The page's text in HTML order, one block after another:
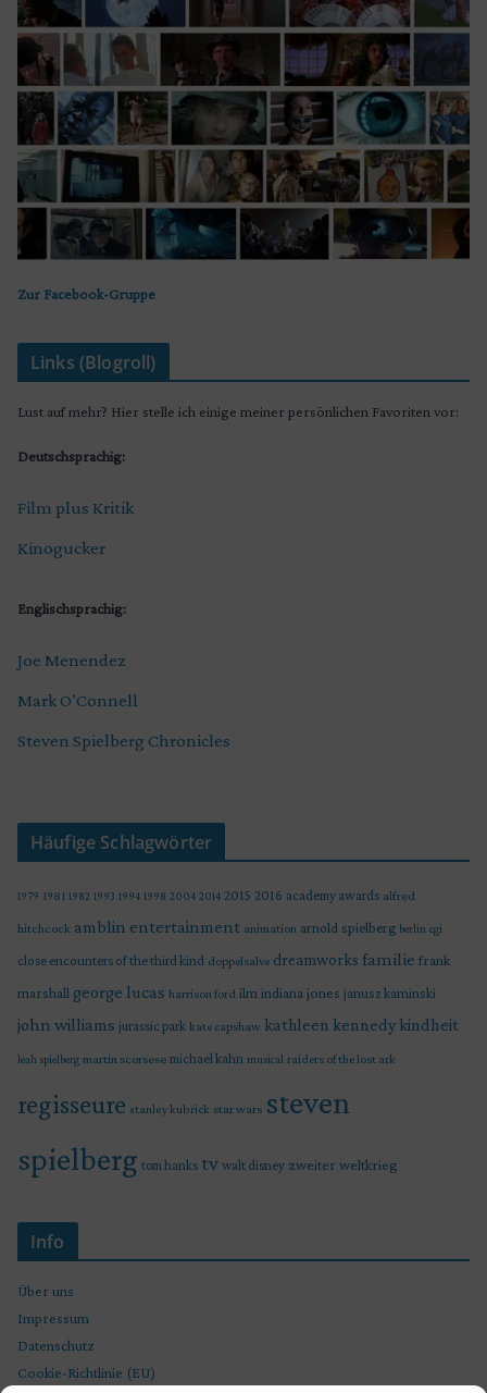
Zur Facebook-Gruppe
Links (Blogroll)
Lust auf mehr? Hier stelle ich einige meiner persönlichen Favoriten vor:
Deutschsprachig:
Film plus Kritik
Kinogucker
Englischsprachig:
Joe Menendez
Mark O’Connell
Steven Spielberg Chronicles
Häufige Schlagwörter
1979 1981 1982 1993 1994 1998 2004 2014 2015 2016 academy awards alfred
hitchcock amblin entertainment animation arnold spielberg berlin cgi
close encounters of the third kind doppelsalve dreamworks familie frank
marshall george lucas harrison ford ilm indiana jones janusz kaminski
john williams jurassic park kate capshaw kathleen kennedy kindheit
leah spielberg martin scorsese michael kahn musical raiders of the lost ark
regisseure stanley kubrick star wars steven
spielberg tom hanks tv walt disney zweiter weltkrieg
Info
Über uns
Impressum
Datenschutz
Cookie-Richtlinie (EU)